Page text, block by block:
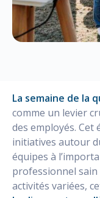
La semaine de la
comme un levier
des employés.
initiatives autour
équipes à
professionnel
activités variées,